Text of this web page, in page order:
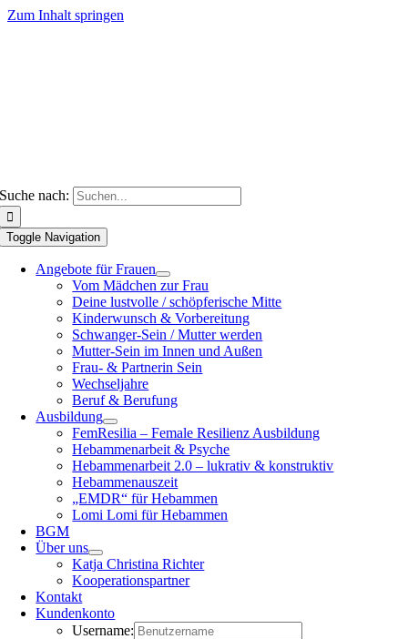
Zum Inhalt springen
Suche nach:
Toggle Navigation
Angebote für Frauen
Vom Mädchen zur Frau
Deine lustvolle / schöpferische Mitte
Kinderwunsch & Vorbereitung
Schwanger-Sein / Mutter werden
Mutter-Sein im Innen und Außen
Frau- & Partnerin Sein
Wechseljahre
Beruf & Berufung
Ausbildung
FemResilia – Female Resilienz Ausbildung
Hebammenarbeit & Psyche
Hebammenarbeit 2.0 – lukrativ & konstruktiv
Hebammenauszeit
„EMDR“ für Hebammen
Lomi Lomi für Hebammen
BGM
Über uns
Katja Christina Richter
Kooperationspartner
Kontakt
Kundenkonto
Username: